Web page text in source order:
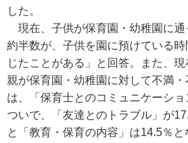
した。
現在、子供が保育園・幼稚園に通
約半数が、子供を園に預けている
じたことがある」と回答。また、
親が保育園・幼稚園に対して不満
は、「保育士とのコミュニケーショ
ついで、「友達とのトラブル」が
と「教育・保育の内容」は14.5％